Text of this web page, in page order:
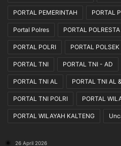
PORTAL PEMERINTAH PORTAL
Portal Polres PORTAL POLRESTA
PORTAL POLRI PORTAL POLSEK
PORTAL TNI PORTAL TNI - AD
PORTAL TNI AL PORTAL TNI AL
PORTAL TNI POLRI PORTAL
PORTAL WILAYAH KALTENG
26 April 2026